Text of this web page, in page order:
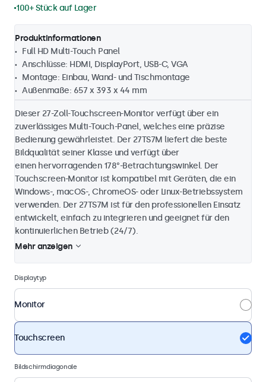
100+ Stück auf Lager
Produktinformationen
Full HD Multi-Touch Panel
Anschlüsse: HDMI, DisplayPort, USB-C, VGA
Montage: Einbau, Wand- und Tischmontage
Außenmaße: 657 x 393 x 44 mm
Dieser 27-Zoll-Touchscreen-Monitor verfügt über ein
zuverlässiges Multi-Touch-Panel, welches eine präzise
Bedienung gewährleistet. Der 27TS7M liefert die beste
Bildqualität seiner Klasse und verfügt über
einen hervorragenden 178°-Betrachtungswinkel. Der
Touchscreen-Monitor ist kompatibel mit Geräten, die ein
Windows-, macOS-, ChromeOS- oder Linux-Betriebssystem
verwenden. Der 27TS7M ist für den professionellen Einsatz
entwickelt, einfach zu integrieren und geeignet für den
kontinuierlichen Betrieb (24/7).
Mehr anzeigen
Displaytyp
Monitor
Touchscreen
Bildschirmdiagonale